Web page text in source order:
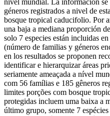
nivel mundial. La información se
géneros registrados a nivel de
bosque tropical caducifolio. Por
una baja a mediana proporción
solo 7 especies están incluidas
(número de familias y géneros
en los resultados se proponen
identificar e hierarquizar áreas
seriamente ameaçada a nível
com 56 famílias e 185 gêneros
limites porções com bosque
protegidas incluem uma baixa a
último grupo, somente 7